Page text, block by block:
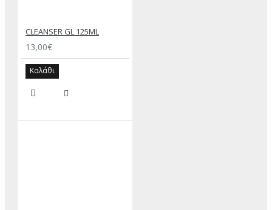
CLEANSER GL 125ML
13,00€
Καλάθι